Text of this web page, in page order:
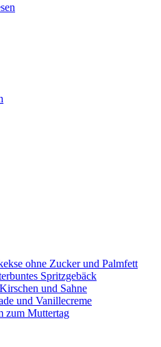
ohne Zucker und Palmfett
Spritzgebäck
und Sahne
und Vanillecreme
zum Muttertag